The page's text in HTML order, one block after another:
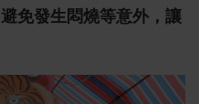
免發生悶燒等意外，讓